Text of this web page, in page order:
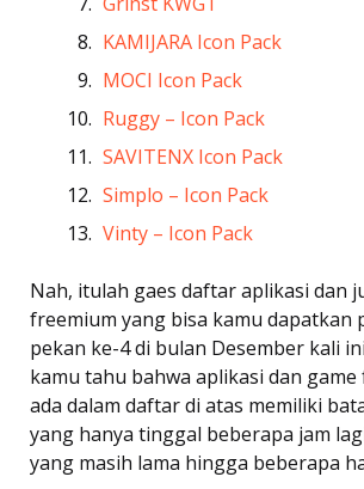
KAMIJARA Icon Pack
MOCI Icon Pack
Ruggy – Icon Pack
SAVITENX Icon Pack
Simplo – Icon Pack
Vinty – Icon Pack
Nah, itulah gaes daftar aplikasi dan
freemium yang bisa kamu dapatkan
pekan ke-4 di bulan Desember kali
kamu tahu bahwa aplikasi dan
ada dalam daftar di atas memiliki
yang hanya tinggal beberapa jam
yang masih lama hingga beberapa